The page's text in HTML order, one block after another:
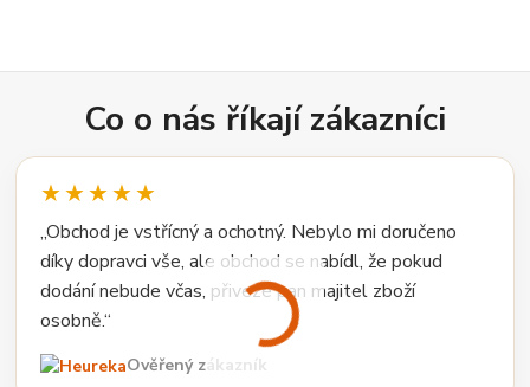
Co o nás říkají zákazníci
★★★★★
„Obchod je vstřícný a ochotný. Nebylo mi doručeno
díky dopravci vše, ale obchod se nabídl, že pokud
dodání nebude včas, přiveze pan majitel zboží
osobně.“
Ověřený zákazník